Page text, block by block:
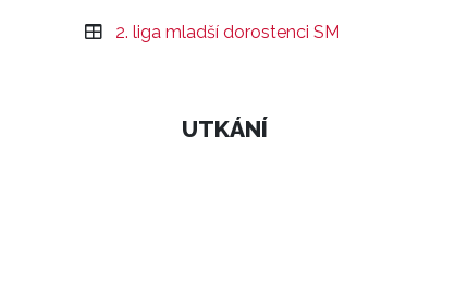
2. liga mladší dorostenci SM
UTKÁNÍ